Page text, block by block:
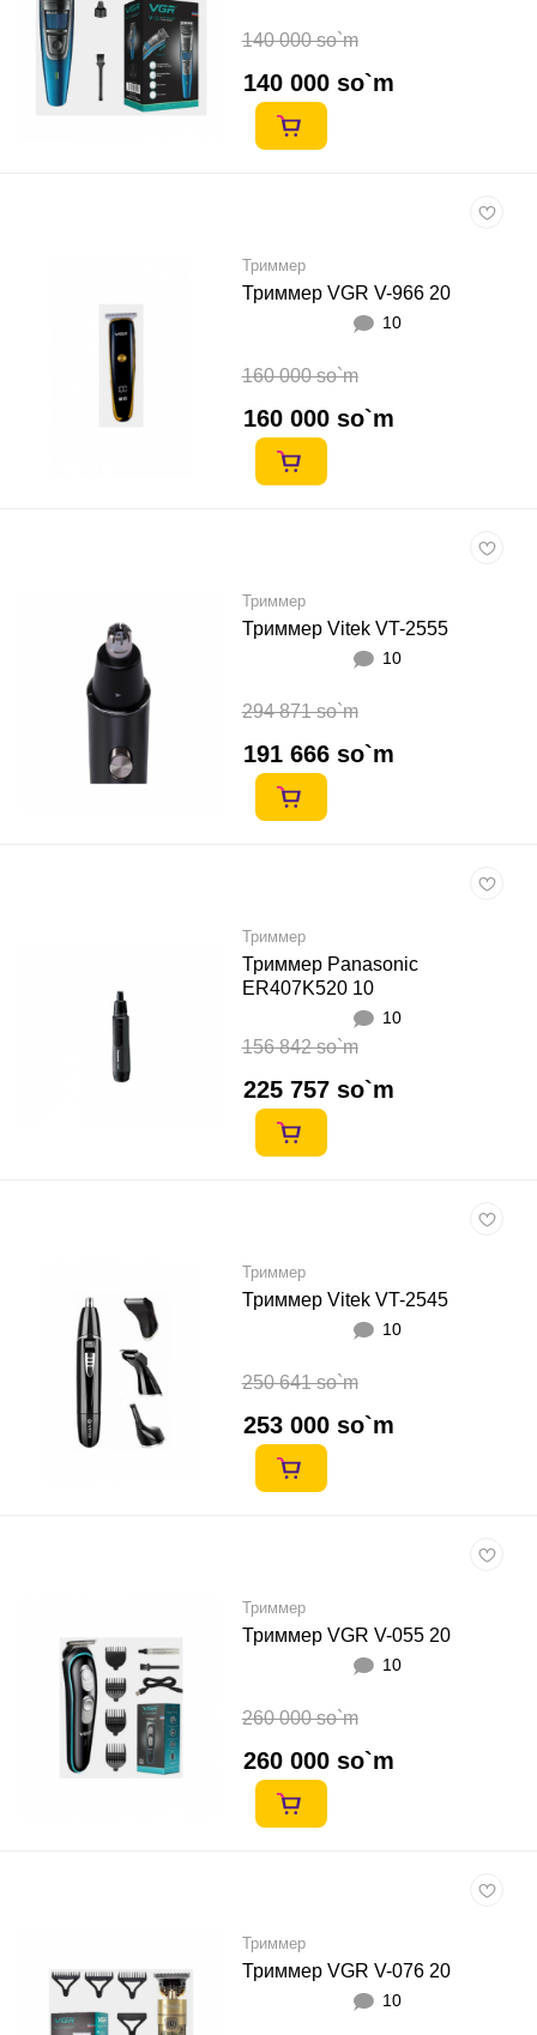
140 000 so`m
140 000 so`m
Триммер
Триммер VGR V-966 20
10
160 000 so`m
160 000 so`m
Триммер
Триммер Vitek VT-2555
10
294 871 so`m
191 666 so`m
Триммер
Триммер Panasonic
ER407K520 10
10
156 842 so`m
225 757 so`m
Триммер
Триммер Vitek VT-2545
10
250 641 so`m
253 000 so`m
Триммер
Триммер VGR V-055 20
10
260 000 so`m
260 000 so`m
Триммер
Триммер VGR V-076 20
10